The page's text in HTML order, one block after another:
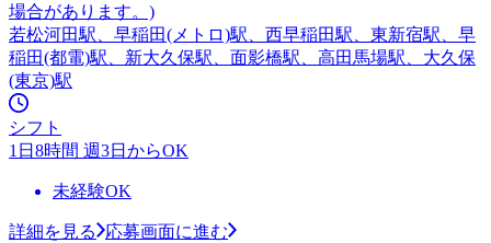
場合があります。)
若松河田駅、早稲田(メトロ)駅、西早稲田駅、東新宿駅、早
稲田(都電)駅、新大久保駅、面影橋駅、高田馬場駅、大久保
(東京)駅
シフト
1日8時間 週3日からOK
未経験OK
詳細を見る
応募画面に進む